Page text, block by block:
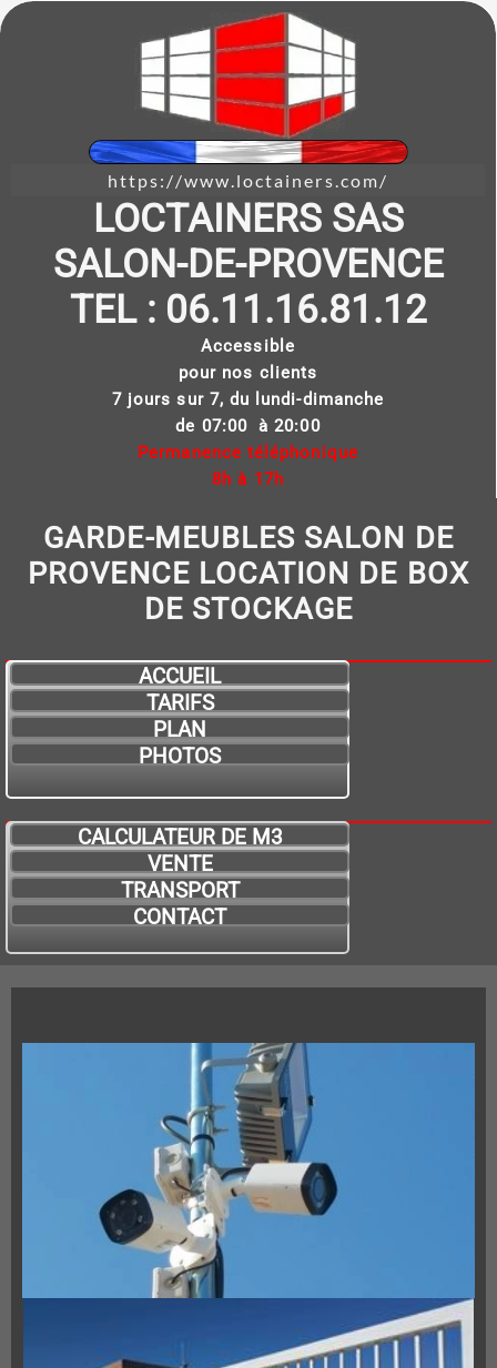
https://www.loctainers.com/
LOCTAINERS SAS
SALON-DE-PROVENCE
TEL : 06.11.16.81.12
Accessible
pour nos clients
7 jours sur 7, du lundi-dimanche
de 07:00 à 20:00
Permanence téléphonique
8h à 17h
GARDE-MEUBLES SALON DE
PROVENCE LOCATION DE BOX
DE STOCKAGE
ACCUEIL
TARIFS
PLAN
PHOTOS
CALCULATEUR DE M3
VENTE
TRANSPORT
CONTACT